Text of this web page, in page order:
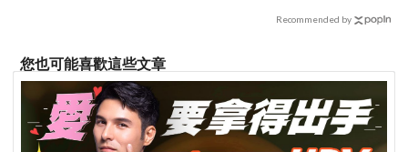
Recommended by
您也可能喜歡這些文章